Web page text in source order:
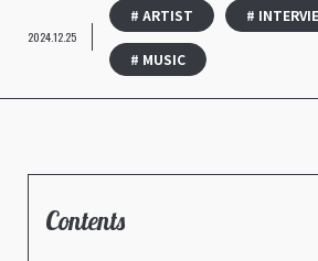
2024.12.25
# ARTIST #
# MUSIC
Contents